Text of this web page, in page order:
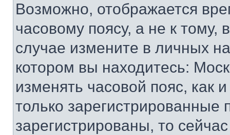
Возможно, отображается
часовому поясу, а не к тому,
случае измените в личных
котором вы находитесь:
изменять часовой пояс, как
только
зарегистрированы, то